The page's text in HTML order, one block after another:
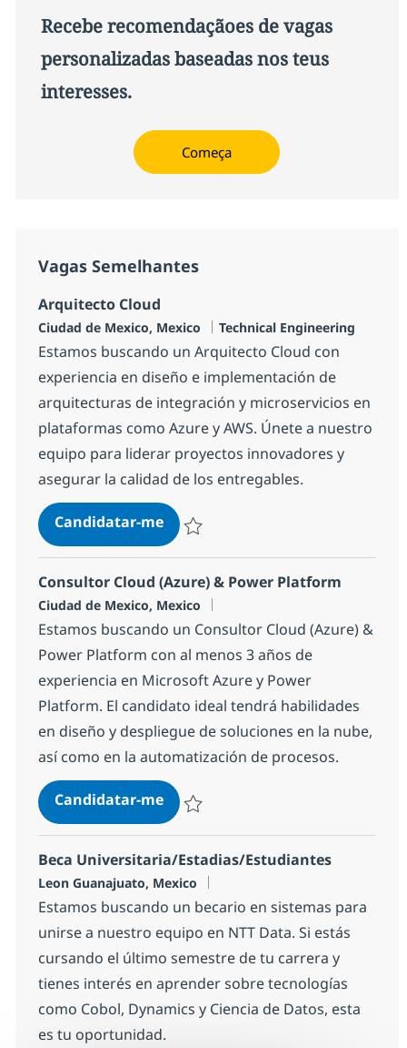
Recebe recomendaçãoes de vagas
personalizadas baseadas nos teus
interesses.
Começa
Vagas Semelhantes
Arquitecto Cloud
Localização
Ciudad de Mexico, Mexico Categoria
Technical Engineering
Estamos buscando un Arquitecto Cloud con
experiencia en diseño e implementación de
arquitecturas de integración y microservicios en
plataformas como Azure y AWS. Únete a nuestro
equipo para liderar proyectos innovadores y
asegurar la calidad de los entregables.
Candidatar-meArquitecto Cloud
Consultor Cloud (Azure) & Power Platform
Localização
Ciudad de Mexico, Mexico
Estamos buscando un Consultor Cloud (Azure) &
Power Platform con al menos 3 años de
experiencia en Microsoft Azure y Power
Platform. El candidato ideal tendrá habilidades
en diseño y despliegue de soluciones en la nube,
así como en la automatización de procesos.
Candidatar-meConsultor Cloud (Azure) & Power
Beca Universitaria/Estadias/Estudiantes
Localização
Leon Guanajuato, Mexico
Estamos buscando un becario en sistemas para
unirse a nuestro equipo en NTT Data. Si estás
cursando el último semestre de tu carrera y
tienes interés en aprender sobre tecnologías
como Cobol, Dynamics y Ciencia de Datos, esta
es tu oportunidad.